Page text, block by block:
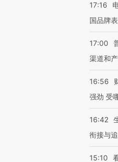
17:16
国品牌
17:00
渠道和
16:56
强劲 受
16:42
衔接与
15:10